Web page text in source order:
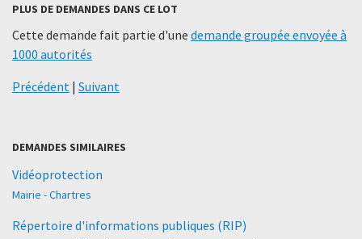
PLUS DE DEMANDES DANS CE LOT
Cette demande fait partie d'une demande groupée envoyée à
1000 autorités
Précédent | Suivant
DEMANDES SIMILAIRES
Vidéoprotection
Mairie - Chartres
Répertoire d'informations publiques (RIP)